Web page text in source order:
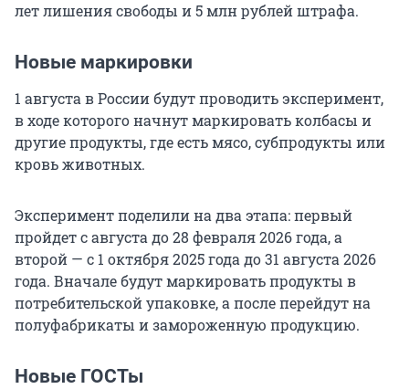
лет лишения свободы и 5 млн рублей штрафа.
Новые маркировки
1 августа в России будут проводить эксперимент,
в ходе которого начнут маркировать колбасы и
другие продукты, где есть мясо, субпродукты или
кровь животных.
Эксперимент поделили на два этапа: первый
пройдет с августа до 28 февраля 2026 года, а
второй — с 1 октября 2025 года до 31 августа 2026
года. Вначале будут маркировать продукты в
потребительской упаковке, а после перейдут на
полуфабрикаты и замороженную продукцию.
Новые ГОСТы